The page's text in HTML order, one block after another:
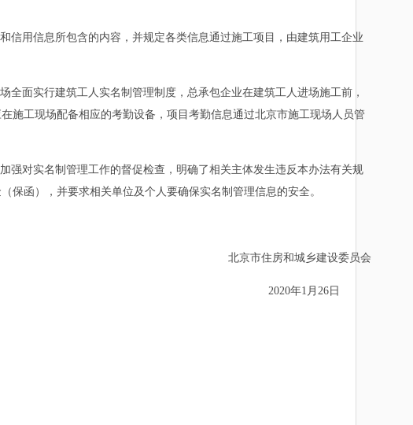
用信息所包含的内容，并规定各类信息通过施工项目，由建筑用工企业
面实行建筑工人实名制管理制度，总承包企业在建筑工人进场施工前，
施工现场配备相应的考勤设备，项目考勤信息通过北京市施工现场人员管
对实名制管理工作的督促检查，明确了相关主体发生违反本办法有关规
函），并要求相关单位及个人要确保实名制管理信息的安全。
北京市住房和城乡建设委员会
2020年1月26日